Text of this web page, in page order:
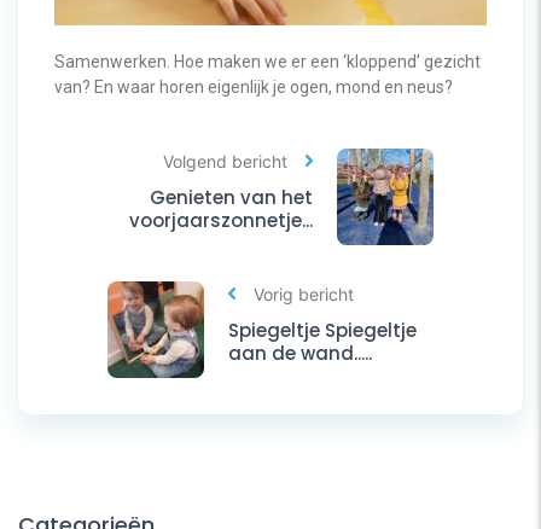
Samenwerken. Hoe maken we er een ‘kloppend’ gezicht
van? En waar horen eigenlijk je ogen, mond en neus?
Vorig bericht
Spiegeltje Spiegeltje
aan de wand.....
Volgend bericht
Genieten van het
voorjaarszonnetje...